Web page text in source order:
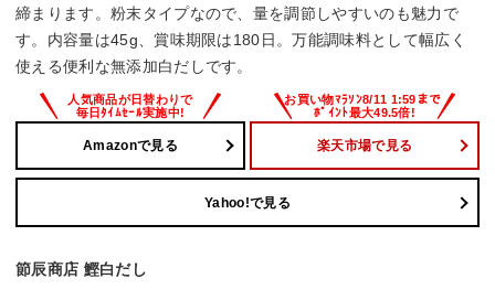
締まります。粉末タイプなので、量を調節しやすいのも魅力で
す。内容量は45g、賞味期限は180日。万能調味料として幅広く
使える便利な無添加白だしです。
Amazonで見る 楽天市場で見る
Yahoo!で見る
節辰商店 鰹白だし